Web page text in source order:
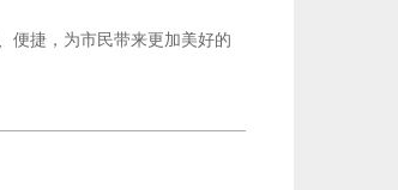
便捷，为市民带来更加美好的